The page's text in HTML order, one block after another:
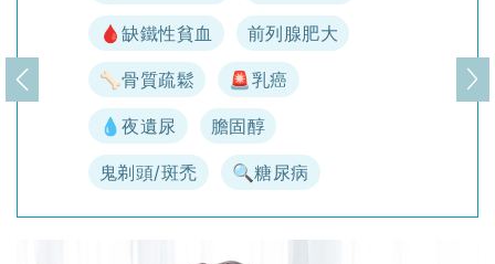
🩸缺鐵性貧血 前列腺肥大
🦴骨質疏鬆 🚨乳癌
💧夜遺尿 膽固醇
鬼剃頭/斑禿 🔍糖尿病
上一頁 下